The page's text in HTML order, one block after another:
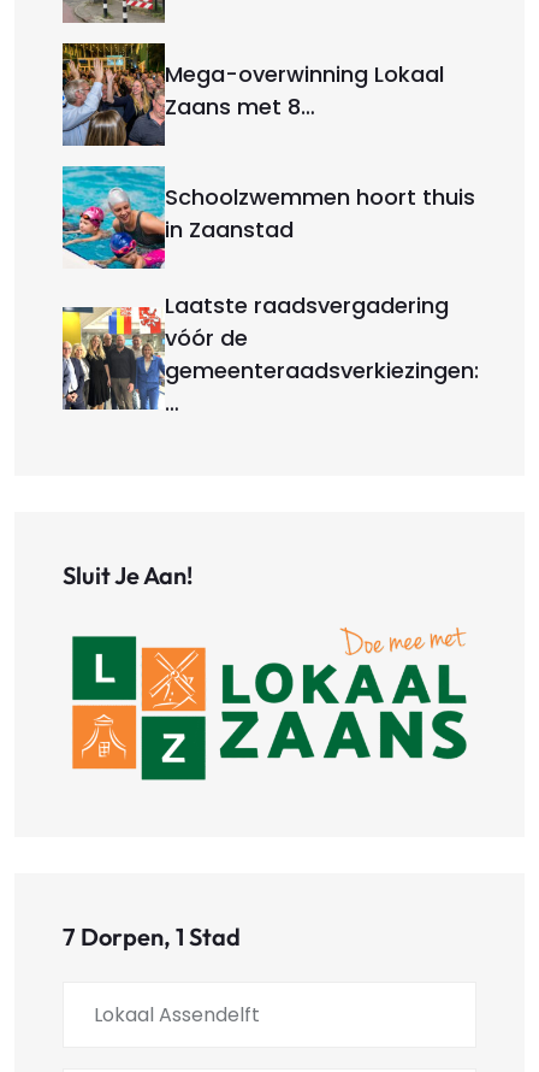
Mega-overwinning Lokaal
Zaans met 8…
Schoolzwemmen hoort thuis
in Zaanstad
Laatste raadsvergadering
vóór de
gemeenteraadsverkiezingen:
…
Sluit Je Aan!
7 Dorpen, 1 Stad
Lokaal Assendelft